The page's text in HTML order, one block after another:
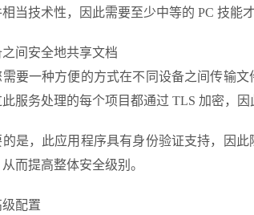
当技术性，因此需要至少中等的 PC 技能
间安全地共享文档
要一种方便的方式在不同设备之间传输
服务处理的每个项目都通过 TLS 加密，因
的是，此应用程序具有身份验证支持，因
而提高整体安全级别。
配置